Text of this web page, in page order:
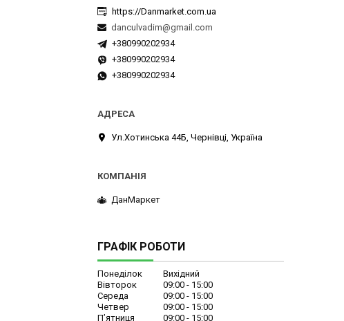
https://Danmarket.com.ua
danculvadim@gmail.com
+380990202934
+380990202934
+380990202934
Ул.Хотинська 44Б, Чернівці, Україна
ДанМаркет
ГРАФІК РОБОТИ
Понеділок
Вихідний
Вівторок
09:00
15:00
Середа
09:00
15:00
Четвер
09:00
15:00
Пʼятниця
09:00 15:00